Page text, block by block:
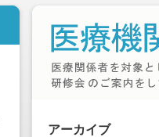
アーカイブ